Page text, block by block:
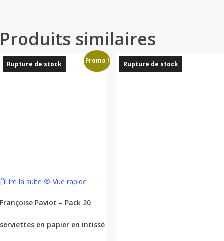
Produits similaires
Rupture de stock Promo !
Lire la suite Vue rapide
Françoise Paviot – Pack 20
serviettes en papier en intissé
Rupture de stock